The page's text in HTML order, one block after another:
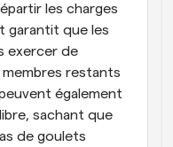
les charges
garantit que les
exercer de
restants
également
sachant que
de goulets